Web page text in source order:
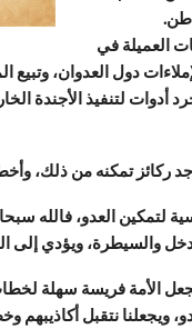
العميلة في
دول العدوان،
لتنفيذ الأجندة
ركائز تمكنه من ذلك،
لتمكين العدو، فالله
والسيطرة، ويؤدي
الأمة فريسة سهلة
ويجعلنا نتقبل